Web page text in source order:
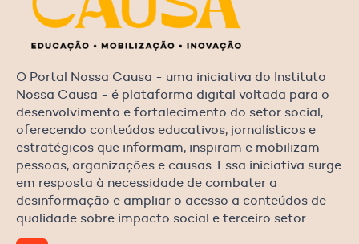
O Portal Nossa Causa - uma iniciativa do Instituto
Nossa Causa - é plataforma digital voltada para o
desenvolvimento e fortalecimento do setor social,
oferecendo conteúdos educativos, jornalísticos e
estratégicos que informam, inspiram e mobilizam
pessoas, organizações e causas. Essa iniciativa surge
em resposta à necessidade de combater a
desinformação e ampliar o acesso a conteúdos de
qualidade sobre impacto social e terceiro setor.